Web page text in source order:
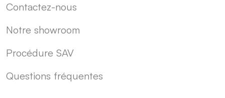
Contactez-nous
Notre showroom
Procédure SAV
Questions fréquentes